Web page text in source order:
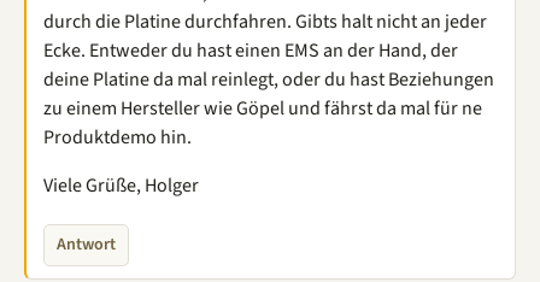
durch die Platine durchfahren. Gibts halt nicht an jeder
Ecke. Entweder du hast einen EMS an der Hand, der
deine Platine da mal reinlegt, oder du hast Beziehungen
zu einem Hersteller wie Göpel und fährst da mal für ne
Produktdemo hin.
Viele Grüße, Holger
Antwort